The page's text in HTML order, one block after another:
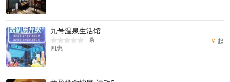
九号温泉生活馆
条
四惠
￥ 起